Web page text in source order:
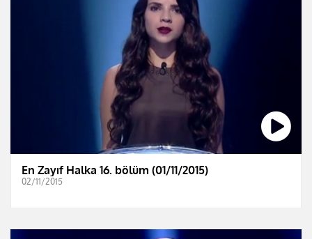
En Zayıf Halka 16. bölüm (01/11/2015)
02/11/2015